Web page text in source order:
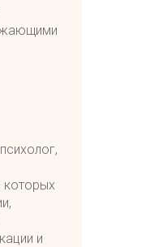
которых
и